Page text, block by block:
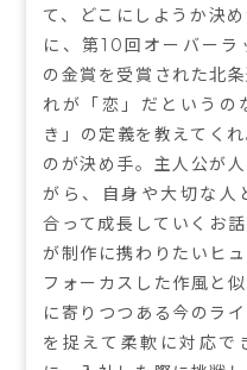
て、どこにしようか決
に、第10回オーバーラ
の金賞を受賞された北
れが「恋」だというの
き」の定義を教えてく
のが決め手。主人公が
がら、自身や大切な人
合って成長していくお
が制作に携わりたいヒ
フォーカスした作風と
に寄りつつある今のラ
を捉えて柔軟に対応で